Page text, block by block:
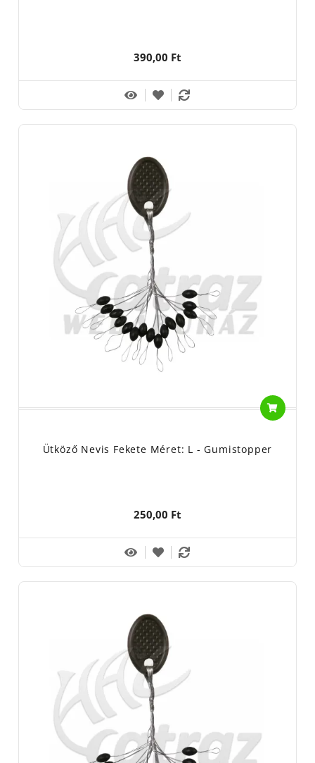
390,00 Ft
Ütköző Nevis Fekete Méret: L - Gumistopper
250,00 Ft